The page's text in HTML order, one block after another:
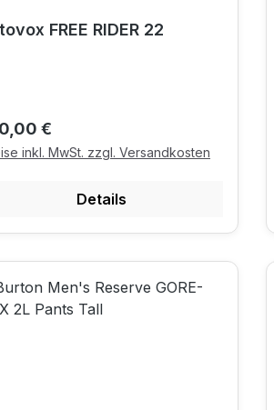
FREE RIDER 22
Preis:
€
inkl. MwSt. zzgl. Versandkosten
Details